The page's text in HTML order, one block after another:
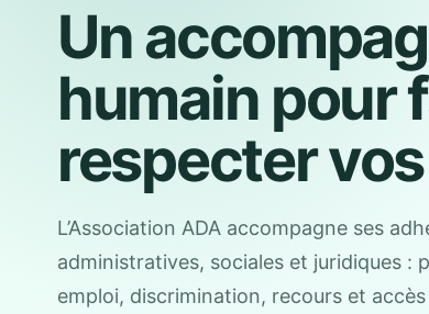
Un
humain pour
respecter
L’Association ADA accompagne ses
administratives, sociales et juridiques :
emploi, discrimination, recours et